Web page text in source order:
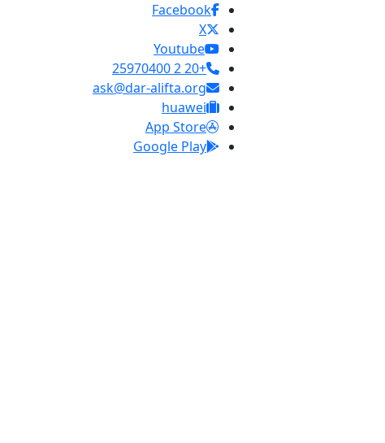
Facebook
X
Youtube
+20 2 25970400
ask@dar-alifta.org
huawei
App Store
Google Play